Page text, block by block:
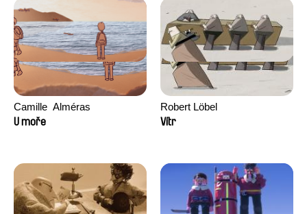
Camille​ ​ ​Alméras
U moře
Robert Löbel
Vítr